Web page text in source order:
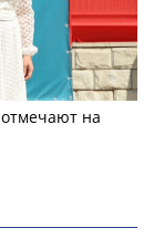
на